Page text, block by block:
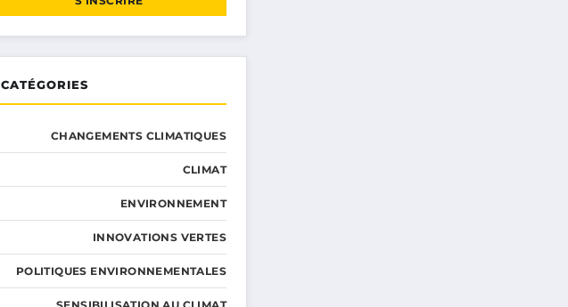
CATÉGORIES
CHANGEMENTS CLIMATIQUES
CLIMAT
ENVIRONNEMENT
INNOVATIONS VERTES
POLITIQUES ENVIRONNEMENTALES